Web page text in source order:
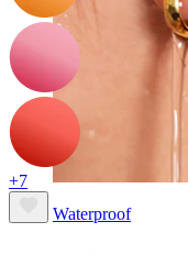
Waterproof
+7